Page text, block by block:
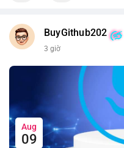
BuyGithub202
3 giờ
Aug
09